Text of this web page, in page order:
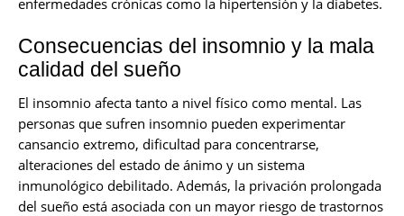
Consecuencias del insomnio y la mala
calidad del sueño
El insomnio afecta tanto a nivel físico como mental. Las
personas que sufren insomnio pueden experimentar
cansancio extremo, dificultad para concentrarse,
alteraciones del estado de ánimo y un sistema
inmunológico debilitado. Además, la privación prolongada
del sueño está asociada con un mayor riesgo de trastornos